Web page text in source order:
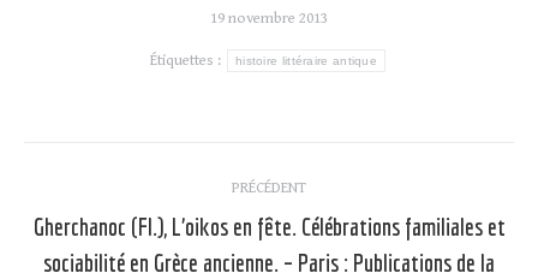
19 novembre 2013
Étiquettes : histoire littéraire antique
article
PRÉCÉDENT
Gherchanoc (Fl.), L’oikos en fête. Célébrations familiales et
sociabilité en Grèce ancienne. – Paris : Publications de la